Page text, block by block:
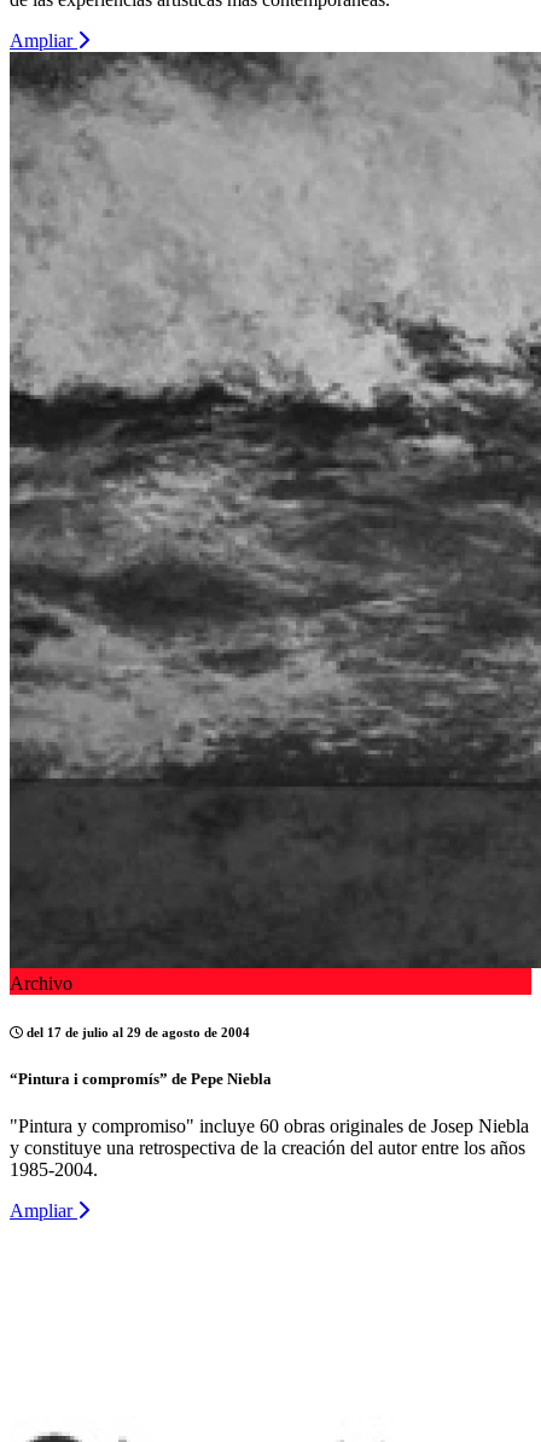
Ampliar
Archivo
del 17 de julio al 29 de agosto de 2004
“Pintura i compromís” de Pepe Niebla
"Pintura y compromiso" incluye 60 obras originales de Josep Niebla
y constituye una retrospectiva de la creación del autor entre los años
1985-2004.
Ampliar